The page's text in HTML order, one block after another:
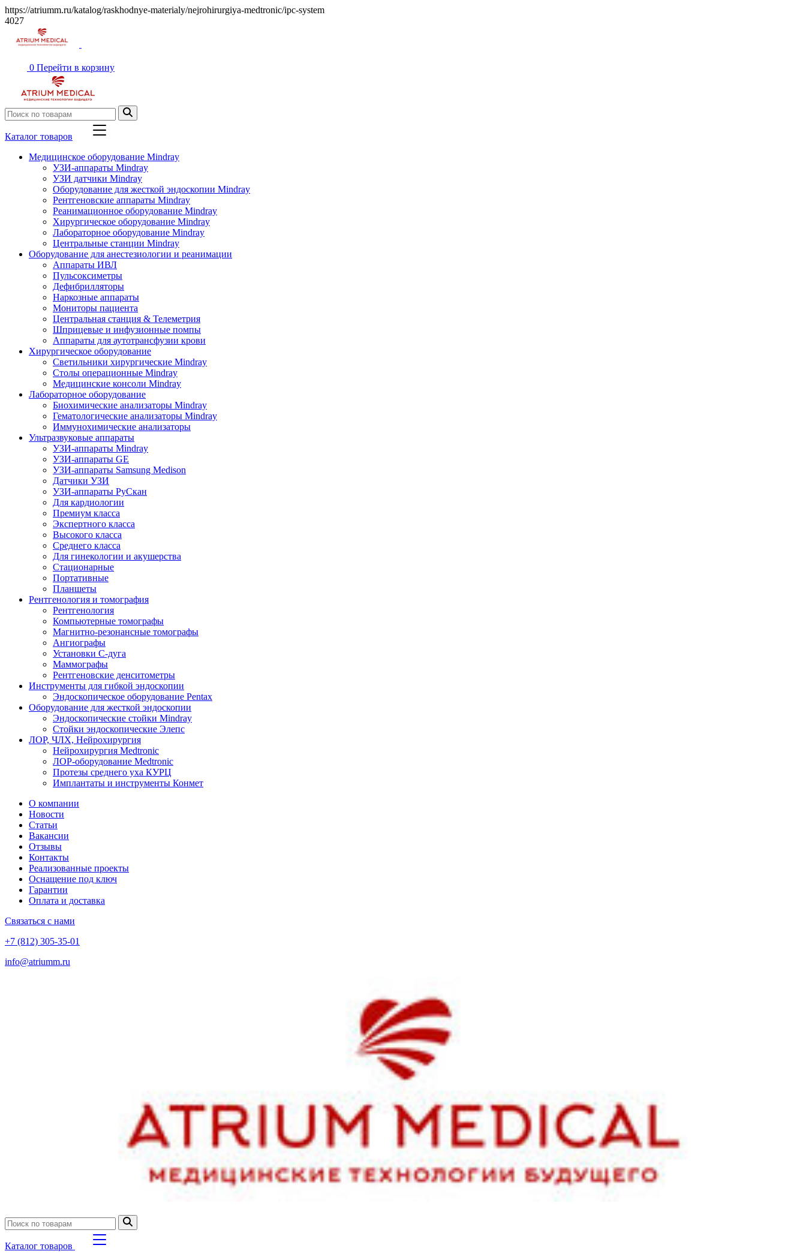
https://atriumm.ru/katalog/raskhodnye-materialy/nejrohirurgiya-medtronic/ipc-system
4027
0 Перейти в корзину
Каталог товаров
Медицинское оборудование Mindray
УЗИ-аппараты Mindray
УЗИ датчики Mindray
Оборудование для жесткой эндоскопии Mindray
Рентгеновские аппараты Mindray
Реанимационное оборудование Mindray
Хирургическое оборудование Mindray
Лабораторное оборудование Mindray
Центральные станции Mindray
Оборудование для анестезиологии и реанимации
Аппараты ИВЛ
Пульсоксиметры
Дефибрилляторы
Наркозные аппараты
Мониторы пациента
Центральная станция & Телеметрия
Шприцевые и инфузионные помпы
Аппараты для аутотрансфузии крови
Хирургическое оборудование
Светильники хирургические Mindray
Столы операционные Mindray
Медицинские консоли Mindray
Лабораторное оборудование
Биохимические анализаторы Mindray
Гематологические анализаторы Mindray
Иммунохимические анализаторы
Ультразвуковые аппараты
УЗИ-аппараты Mindray
УЗИ-аппараты GE
УЗИ-аппараты Samsung Medison
Датчики УЗИ
УЗИ-аппараты РуСкан
Для кардиологии
Премиум класса
Экспертного класса
Высокого класса
Среднего класса
Для гинекологии и акушерства
Стационарные
Портативные
Планшеты
Рентгенология и томография
Рентгенология
Компьютерные томографы
Магнитно-резонансные томографы
Ангиографы
Установки С-дуга
Маммографы
Рентгеновские денситометры
Инструменты для гибкой эндоскопии
Эндоскопическое оборудование Pentax
Оборудование для жесткой эндоскопии
Эндоскопические стойки Mindray
Стойки эндоскопические Элепс
ЛОР, ЧЛХ, Нейрохирургия
Нейрохирургия Medtronic
ЛОР-оборудование Medtronic
Протезы среднего уха КУРЦ
Имплантаты и инструменты Конмет
О компании
Новости
Статьи
Вакансии
Отзывы
Контакты
Реализованные проекты
Оснащение под ключ
Гарантии
Оплата и доставка
Связаться с нами
+7 (812) 305-35-01
info@atriumm.ru
Каталог товаров